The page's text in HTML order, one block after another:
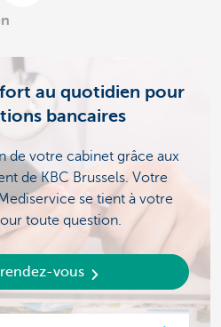
au quotidien pour
bancaires
de votre cabinet grâce aux
de KBC Brussels. Votre
se tient à votre
toute question.
vous